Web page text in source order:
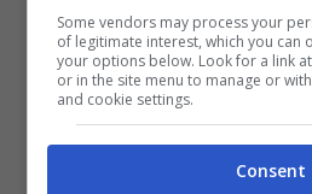
Un altropezzo storicodi
pronto ad essere
Some vendors may process your
of legitimate interest, which you can
your options below. Look for a link
or in the site menu to manage or
and cookie settings.
Consent